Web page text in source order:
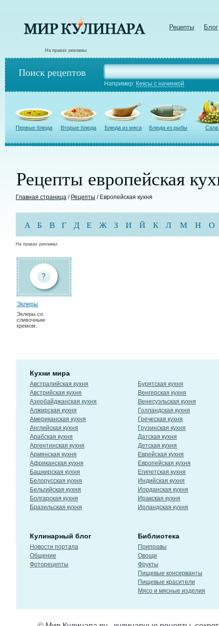
Рецепты Блог
На правах рекламы:
Поиск рецептов
Например: Кексы с начинкой
Первые блюда Вторые блюда Блюда из мяса Блюда из рыбы
Рецепты европейская
Главная страница / Рецепты / Европейская кухня
А Б В Г Д Е Ж З И Й К Л М Н О
На правах рекламы:
Эклеры
Эклеры со
сливочным
кремом.
Кухни мира
Австралийская кухня
Австрийская кухня
Азербайджанская кухня
Алжирская кухня
Американская кухня
Английская кухня
Арабская кухня
Аргентинская кухня
Армянская кухня
Африканская кухня
Башкирская кухня
Белорусская кухня
Бельгийская кухня
Болгарская кухня
Бразильская кухня
Бурятская кухня
Венгерская кухня
Венесуэльская кухня
Голландская кухня
Греческая кухня
Грузинская кухня
Датская кухня
Детская кухня
Еврейская кухня
Европейская кухня
Египетская кухня
Индийская кухня
Иорданская кухня
Иракская кухня
Ирландская кухня
Кулинарный блог
Новости портала
Общение
Фоторецепты
Библиотека
Приправы
Овощи
Фрукты
Пищевые консерванты
Пищевые красители
Мясо и мясные изделия